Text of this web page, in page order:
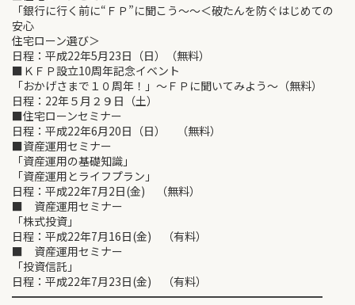
「銀行に行く前に“ＦＰ”に聞こう～～＜破たんを防ぐはじめての
安心
住宅ローン選び＞
日程：平成22年5月23日（日）（無料）
■ＫＦＰ設立10周年記念イベント
「おかげさまで１０周年！」～ＦＰに聞いてみよう～（無料）
日程：22年５月２９日（土）
■住宅ローンセミナー
日程：平成22年6月20日（日） （無料）
■資産運用セミナー
「資産運用の基礎知識」
「資産運用とライフプラン」
日程：平成22年7月2日(金) （無料）
■ 資産運用セミナー
「株式投資」
日程：平成22年7月16日(金) （有料）
■ 資産運用セミナー
「投資信託」
日程：平成22年7月23日(金) （有料）
━━━━━━━━━━━━━━━━━━━━━━━━━━━━